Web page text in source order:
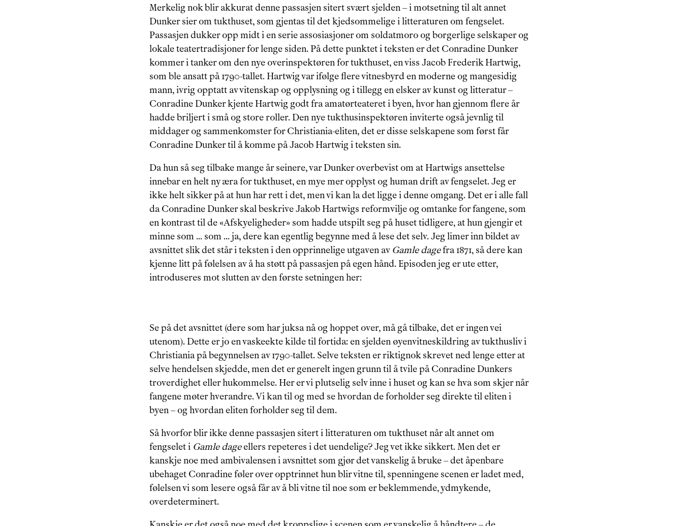
Merkelig nok blir akkurat denne passasjen sitert svært sjelden – i motsetning til alt annet
Dunker sier om tukthuset, som gjentas til det kjedsommelige i litteraturen om fengselet.
Passasjen dukker opp midt i en serie assosiasjoner om soldatmoro og borgerlige selskaper og
lokale teatertradisjoner for lenge siden. På dette punktet i teksten er det Conradine Dunker
kommer i tanker om den nye overinspektøren for tukthuset, en viss Jacob Frederik Hartwig,
som ble ansatt på 1790-tallet. Hartwig var ifølge flere vitnesbyrd en moderne og mangesidig
mann, ivrig opptatt av vitenskap og opplysning og i tillegg en elsker av kunst og litteratur –
Conradine Dunker kjente Hartwig godt fra amatørteateret i byen, hvor han gjennom flere år
hadde briljert i små og store roller. Den nye tukthusinspektøren inviterte også jevnlig til
middager og sammenkomster for Christiania-eliten, det er disse selskapene som først får
Conradine Dunker til å komme på Jacob Hartwig i teksten sin.
Da hun så seg tilbake mange år seinere, var Dunker overbevist om at Hartwigs ansettelse
innebar en helt ny æra for tukthuset, en mye mer opplyst og human drift av fengselet. Jeg er
ikke helt sikker på at hun har rett i det, men vi kan la det ligge i denne omgang. Det er i alle fall
da Conradine Dunker skal beskrive Jakob Hartwigs reformvilje og omtanke for fangene, som
en kontrast til de «Afskyeligheder» som hadde utspilt seg på huset tidligere, at hun gjengir et
minne som ... som ... ja, dere kan egentlig begynne med å lese det selv. Jeg limer inn bildet av
avsnittet slik det står i teksten i den opprinnelige utgaven av Gamle dage fra 1871, så dere kan
kjenne litt på følelsen av å ha støtt på passasjen på egen hånd. Episoden jeg er ute etter,
introduseres mot slutten av den første setningen her:
Se på det avsnittet (dere som har juksa nå og hoppet over, må gå tilbake, det er ingen vei
utenom). Dette er jo en vaskeekte kilde til fortida: en sjelden øyenvitneskildring av tukthusliv i
Christiania på begynnelsen av 1790-tallet. Selve teksten er riktignok skrevet ned lenge etter at
selve hendelsen skjedde, men det er generelt ingen grunn til å tvile på Conradine Dunkers
troverdighet eller hukommelse. Her er vi plutselig selv inne i huset og kan se hva som skjer når
fangene møter hverandre. Vi kan til og med se hvordan de forholder seg direkte til eliten i
byen – og hvordan eliten forholder seg til dem.
Så hvorfor blir ikke denne passasjen sitert i litteraturen om tukthuset når alt annet om
fengselet i Gamle dage ellers repeteres i det uendelige? Jeg vet ikke sikkert. Men det er
kanskje noe med ambivalensen i avsnittet som gjør det vanskelig å bruke – det åpenbare
ubehaget Conradine føler over opptrinnet hun blir vitne til, spenningene scenen er ladet med,
følelsen vi som lesere også får av å bli vitne til noe som er beklemmende, ydmykende,
overdeterminert.